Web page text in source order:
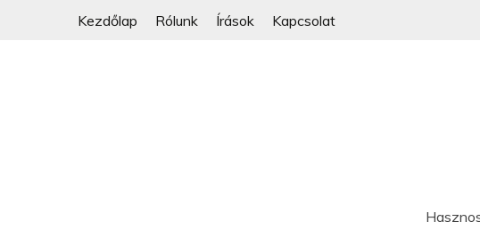
Kezdőlap Rólunk Írások Kapcsolat